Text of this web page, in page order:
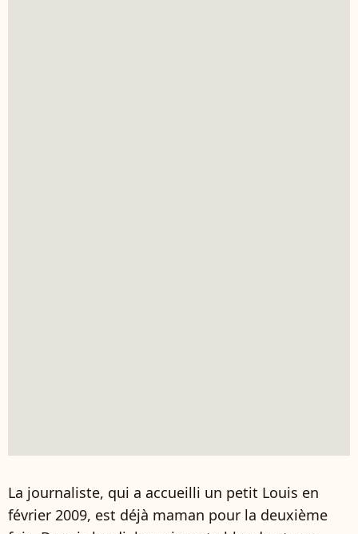
La journaliste, qui a accueilli un petit Louis en
février 2009, est déjà maman pour la deuxième